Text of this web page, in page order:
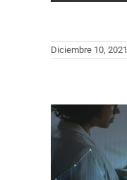
Diciembre 10, 2021